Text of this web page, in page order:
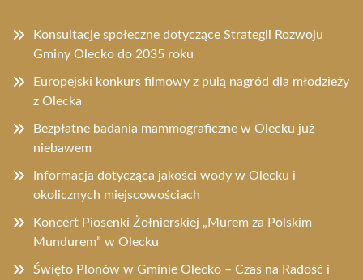
Konsultacje społeczne dotyczące Strategii Rozwoju
Gminy Olecko do 2035 roku
Europejski konkurs filmowy z pulą nagród dla młodzieży
z Olecka
Bezpłatne badania mammograficzne w Olecku już
niebawem
Informacja dotycząca jakości wody w Olecku i
okolicznych miejscowościach
Koncert Piosenki Żołnierskiej „Murem za Polskim
Mundurem” w Olecku
Święto Plonów w Gminie Olecko – Czas na Radość i